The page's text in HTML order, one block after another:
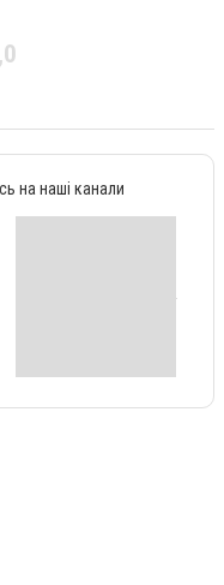
на наші канали